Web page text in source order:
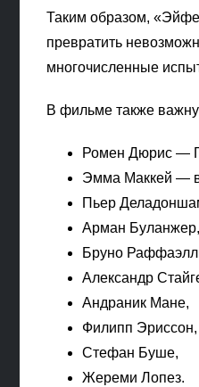
Таким образом,
превратить
многочисленные
В фильме также
Ромен Дюрис —
Эмма Маккей —
Пьер
Арман Буланжер,
Бруно
Александр
Андраник Мане,
Филипп Эриссон,
Стефан Буше,
Жереми Лопез.